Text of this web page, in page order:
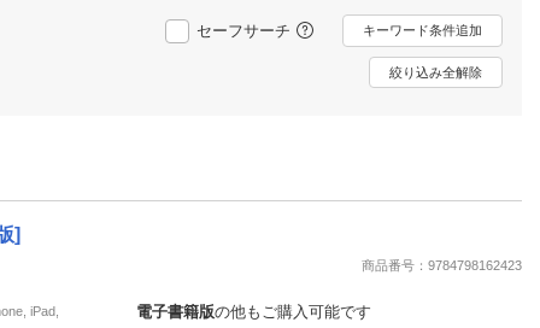
動画配信
楽天TV
動画配信ガイド
推し楽
セーフサーチ キーワード条件追加
絞り込み全解除
]
商品番号：9784798162423
iPad,
電子書籍版の他もご購入可能です